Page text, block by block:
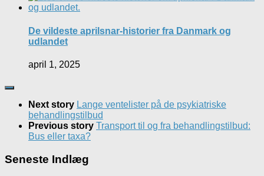
De vildeste aprilsnar-historier fra Danmark og
udlandet
april 1, 2025
Next story Lange ventelister på de psykiatriske
behandlingstilbud
Previous story Transport til og fra behandlingstilbud:
Bus eller taxa?
Seneste Indlæg